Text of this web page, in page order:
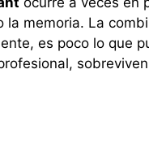
memoria. La
es poco lo que